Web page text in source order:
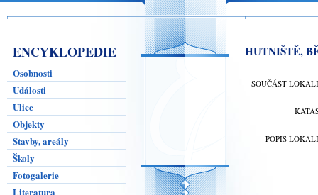
ENCYKLOPEDIE
Osobnosti
Události
Ulice
Objekty
Stavby, areály
Školy
Fotogalerie
Literatura
HUTNIŠTĚ,
SOUČÁST
POPIS